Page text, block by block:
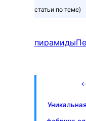
статьи по теме)
пирамиды